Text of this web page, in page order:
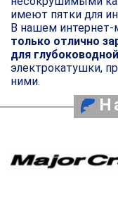
имеют пятки для
В нашем
только отлично
для
электрокатушки,
ними.